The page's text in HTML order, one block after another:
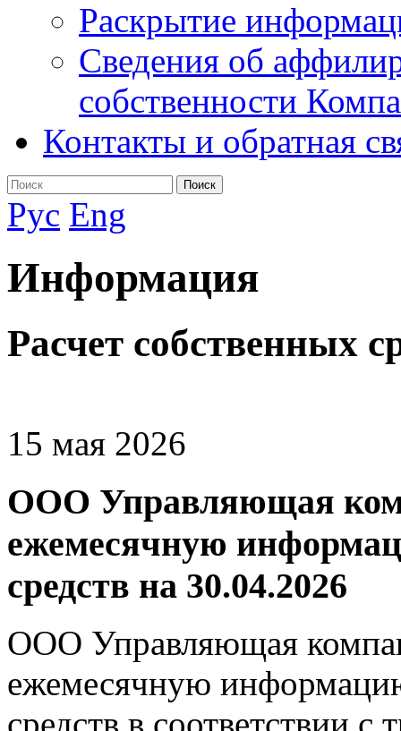
Раскрытие
Сведения об
собственности
Контакты и обратная
Поиск
Рус Eng
Информация
Расчет собственных
15 мая 2026
ООО Управляющая
ежемесячную
средств на 30.04.2026
ООО Управляющая
ежемесячную